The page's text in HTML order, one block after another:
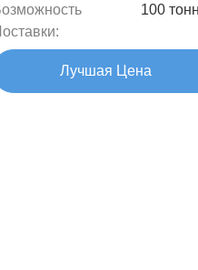
100
Лучшая Цена